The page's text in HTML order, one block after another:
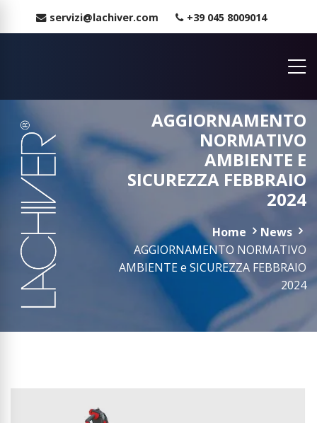
servizi@lachiver.com +39 045 8009014
AGGIORNAMENTO
NORMATIVO
AMBIENTE E
SICUREZZA FEBBRAIO
2024
Home
News
AGGIORNAMENTO NORMATIVO
AMBIENTE e SICUREZZA FEBBRAIO
2024